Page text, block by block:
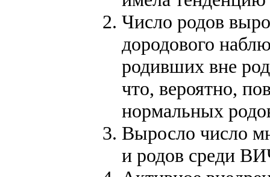
Число родов
дородового
родивших вне
что, вероятно,
нормальных
Выросло число
и родов среди